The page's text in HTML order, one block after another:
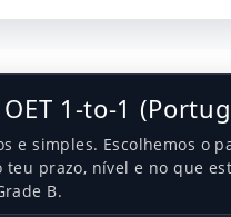
1-to-1
e simples. Escolhemos o
teu prazo, nível e no que
B.